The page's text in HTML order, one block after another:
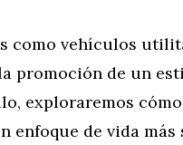
como vehículos
promoción de un
exploraremos
enfoque de vida más